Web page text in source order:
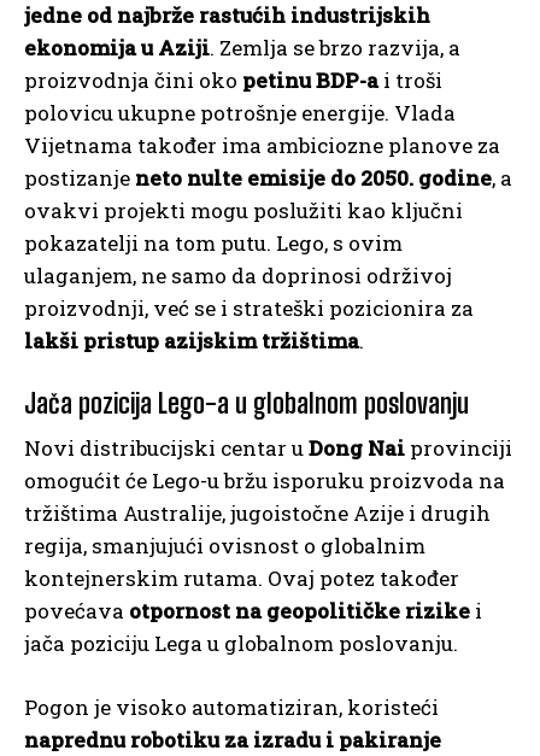
jedne od najbrže rastućih industrijskih
ekonomija u Aziji. Zemlja se brzo razvija, a
proizvodnja čini oko petinu BDP-ai troši
polovicu ukupne potrošnje energije. Vlada
Vijetnama također ima ambiciozne planove za
postizanje neto nulte emisije do 2050. godine, a
ovakvi projekti mogu poslužiti kao ključni
pokazatelji na tom putu. Lego, s ovim
ulaganjem, ne samo da doprinosi održivoj
proizvodnji, već se i strateški pozicionira za
lakši pristup azijskim tržištima.
Jača pozicija Lego-a u globalnom poslovanju
Novi distribucijski centar uDong Nai provinciji
omogućit će Lego-u bržu isporuku proizvoda na
tržištima Australije, jugoistočne Azije i drugih
regija, smanjujući ovisnost o globalnim
kontejnerskim rutama. Ovaj potez također
povećava otpornost na geopolitičke rizike i
jača poziciju Lega u globalnom poslovanju.
Pogon je visoko automatiziran, koristeći
naprednu robotiku za izradu i pakiranje